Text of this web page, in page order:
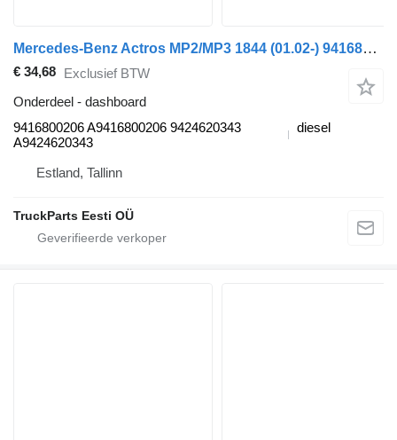
Mercedes-Benz Actros MP2/MP3 1844 (01.02-) 9416800206 dashboard voor Mercedes-Benz Actros, Axor MP1, MP2, MP3 (1996-2014) trekker
€ 34,68 Exclusief BTW
Onderdeel - dashboard
9416800206 A9416800206 9424620343
A9424620343
diesel
Estland, Tallinn
TruckParts Eesti OÜ